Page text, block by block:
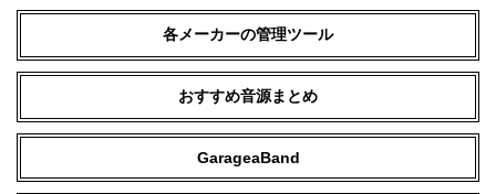
各メーカーの管理ツール
おすすめ音源まとめ
GarageaBand